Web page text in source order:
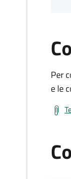
Per
e le